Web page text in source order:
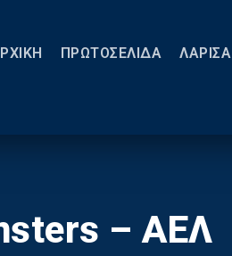
ΠΡΩΤΟΣΕΛΙΔΑ ΛΑΡΙΣΑ
– ΑΕΛ